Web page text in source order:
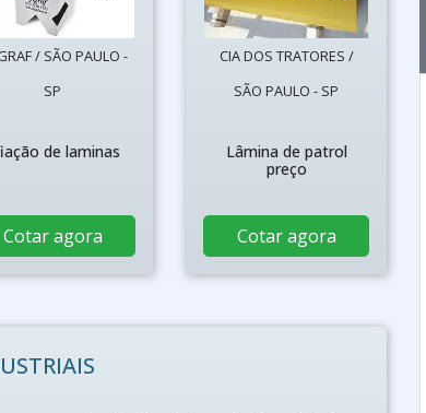
/ SÃO PAULO -
SP
de laminas
Cotar agora
CIA DOS TRATORES /
SÃO PAULO - SP
Lâmina de patrol
preço
Cotar agora